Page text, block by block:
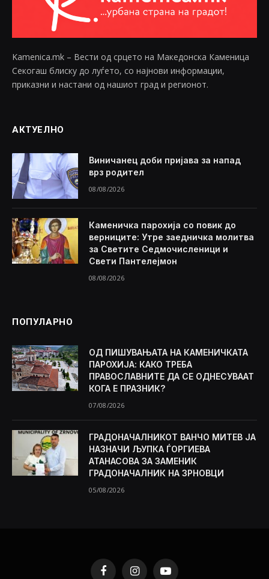
Kamenica.mk – Вести од срцето на Македонска Каменица
Секогаш блиску до луѓето, со најнови информации,
приказни и настани од нашиот град и регионот.
АКТУЕЛНО
Виничанец доби пријава за напад
врз родител
08/08/2026
Каменичка парохија со повик до
верниците: Утре заедничка молитва
за Светите Седмочисленици и
Свети Пантелејмон
08/08/2026
ПОПУЛАРНО
ОД ПИШУВАЊАТА НА КАМЕНИЧКАТА
ПАРОХИЈА: КАКО ТРЕБА
ПРАВОСЛАВНИТЕ ДА СЕ ОДНЕСУВААТ
КОГА Е ПРАЗНИК?
07/08/2026
ГРАДОНАЧАЛНИКОТ ВАНЧО МИТЕВ ЈА
НАЗНАЧИ ЉУПКА ЃОРГИЕВА
АТАНАСОВА ЗА ЗАМЕНИК
ГРАДОНАЧАЛНИК НА ЗРНОВЦИ
05/08/2026
FacebookInstagramYouTube